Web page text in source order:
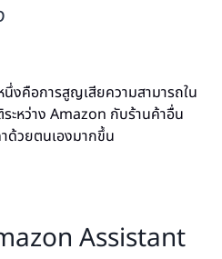
งคือการสูญเสียความสามารถใน
ะหว่าง Amazon กับร้านค้าอื่น
ด้วยตนเองมากขึ้น
Assistant